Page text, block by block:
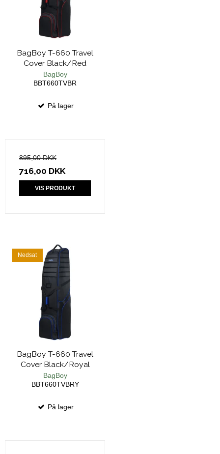
BagBoy T-660 Travel
Cover Black/Red
BagBoy
BBT660TVBR
På lager
895,00 DKK
716,00 DKK
VIS PRODUKT
Nedsat
BagBoy T-660 Travel
Cover Black/Royal
BagBoy
BBT660TVBRY
På lager